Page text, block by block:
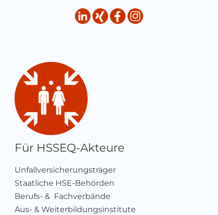
Für HSSEQ-Akteure
Unfallversicherungsträger
Staatliche HSE-Behörden
Berufs- & Fachverbände
Aus- & Weiterbildungsinstitute